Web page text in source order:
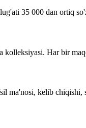
35 000 dan ortiq
kolleksiyasi. Har bir
ma'nosi, kelib